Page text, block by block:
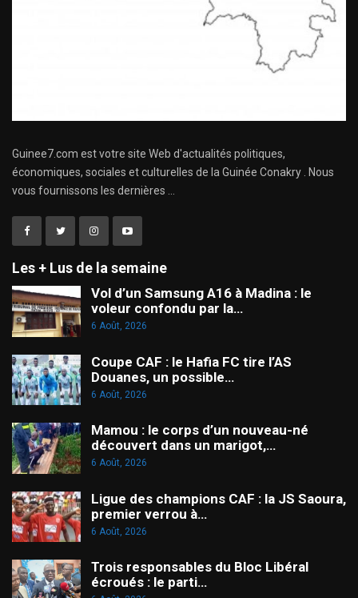
Guinee7.com est votre site Web d'actualités politiques,
économiques, sociales et culturelles de la Guinée Conakry . Nous
vous fournissons les dernières ...
Les + Lus de la semaine
Vol d’un Samsung A16 à Madina : le
voleur confondu par la…
6 Août, 2026
Coupe CAF : le Hafia FC tire l’AS
Douanes, un possible…
6 Août, 2026
Mamou : le corps d’un nouveau-né
découvert dans un marigot,…
6 Août, 2026
Ligue des champions CAF : la JS Saoura,
premier verrou à…
6 Août, 2026
Trois responsables du Bloc Libéral
écroués : le parti…